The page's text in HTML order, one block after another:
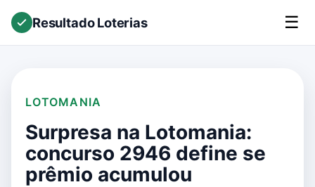
Resultado Loterias ☰
LOTOMANIA
Surpresa na Lotomania:
concurso 2946 define se
prêmio acumulou